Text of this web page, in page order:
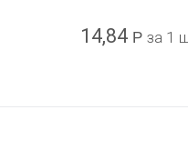
14,84 Р за 1